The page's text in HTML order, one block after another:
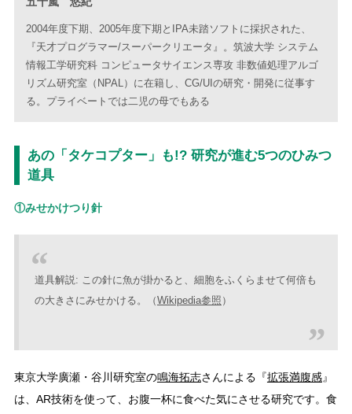
2004年度下期、2005年度下期とIPA未踏ソフトに採択された、
『天才プログラマー/スーパークリエータ』。筑波大学 システム
情報工学研究科 コンピュータサイエンス専攻 非数値処理アルゴ
リズム研究室（NPAL）に在籍し、CG/UIの研究・開発に従事す
る。プライベートでは二児の母でもある
あの「タケコプター」も!? 研究が進む5つのひみつ
道具
①みせかけつり針
道具解説: この針に魚が掛かると、細胞をふくらませて何倍も
の大きさにみせかける。（Wikipedia参照 ）
東京大学廣瀬・谷川研究室の鳴海拓志さんによる『拡張満腹感』
は、AR技術を使って、お腹一杯に食べた気にさせる研究です。食